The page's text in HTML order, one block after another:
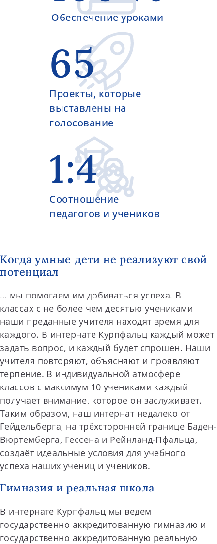
Oбеспечение уроками
65
Проекты, которые
выставлены на
голосование
1:4
Соотношение
педагогов и учеников
Когда умные дети не реализуют свой
потенциал
… мы помогаем им добиваться успеха. В
классах с не более чем десятью учениками
наши преданные учителя находят время для
каждого. В интернате Курпфальц каждый может
задать вопрос, и каждый будет спрошен. Наши
учителя повторяют, объясняют и проявляют
терпение. В индивидуальной атмосфере
классов с максимум 10 учениками каждый
получает внимание, которое он заслуживает.
Таким образом, наш интернат недалеко от
Гейдельберга, на трёхсторонней границе Баден-
Вюртемберга, Гессена и Рейнланд-Пфальца,
создаёт идеальные условия для учебного
успеха наших учениц и учеников.
Гимназия и реальная школа
В интернате Курпфальц мы ведем
государственно аккредитованную гимназию и
государственно аккредитованную реальную